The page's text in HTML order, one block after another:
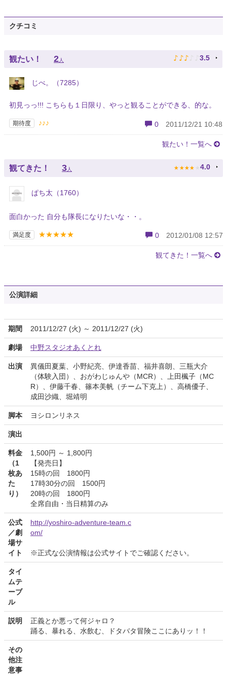
クチコミ
観たい！ 2人 ♪ ♪ ♪ ♪ ♪ 3.5
じべ。（7285）
初見っっ!!! こちらも１日限り、やっと観ることができる、的な。
期待度 ♪♪♪ 0 2011/12/21 10:48
観たい！一覧へ
観てきた！ 3 人 ★ ★ ★ ★ ★ 4.0
ぱち太（1760）
面白かった 自分も隊長になりたいな・・。
満足度 ★★★★★ 0 2012/01/08 12:57
観てきた！一覧へ
公演詳細
期間 2011/12/27 (火) ～ 2011/12/27 (火)
劇場 中野スタジオあくとれ
出演
異儀田夏葉、小野紀亮、伊達香苗、福井喜朗、三瓶大介
（体験入団）、おがわじゅんや（MCR）、上田楓子（MC
R）、伊藤千春、篠本美帆（チーム下克上）、高橋優子、
成田沙織、堀靖明
脚本 ヨシロンリネス
演出
料金
（1
枚あ
た
り）
1,500円 ～ 1,800円
【発売日】
15時の回 1800円
17時30分の回 1500円
20時の回 1800円
全席自由・当日精算のみ
公式
／劇
場サ
イト
http://yoshiro-adventure-team.c
om/
※正式な公演情報は公式サイトでご確認ください。
タイ
ムテ
ーブ
ル
説明
正義とか悪って何ジャロ？
踊る、暴れる、水飲む、ドタバタ冒険ここにありッ！！
その
他注
意事